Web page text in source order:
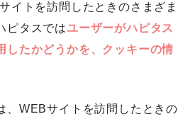
イトを訪問したときのさまざま
ピタスではユーザーがハピタス
したかどうかを、クッキーの情
、WEBサイトを訪問したときの